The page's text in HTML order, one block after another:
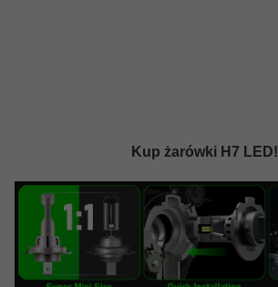
Kup żarówki H7 LED!